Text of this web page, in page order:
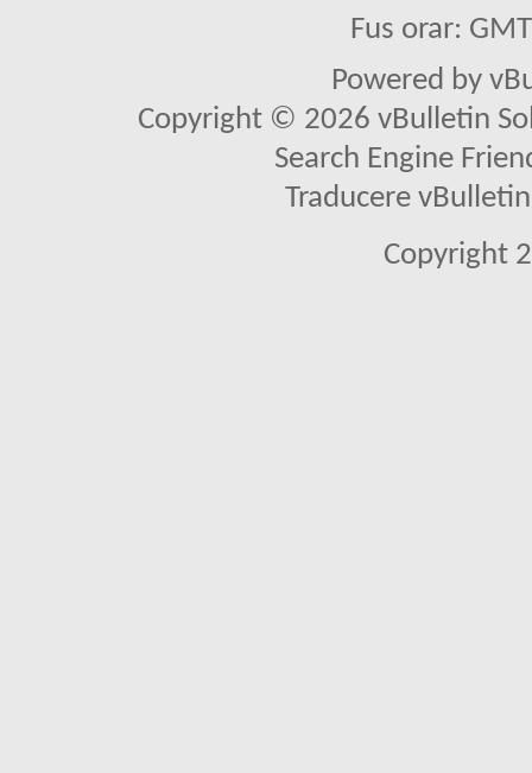
Fus orar:
Powered by
Copyright © 2026 vBulletin
Search Engine
Traducere
Copyright